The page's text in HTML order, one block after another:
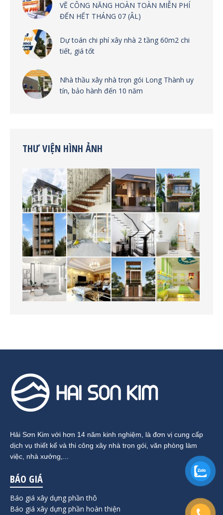
VẼ CÔNG NĂNG HOÀN TOÀN MIỄN PHÍ
ĐẾN HẾT THÁNG 07 (ÂL)
Dự toán chi phí xây nhà 2 tầng 60m2 chi
tiết, giá tốt
Nhà thầu xây nhà trọn gói Long Thành uy
tín, bảo hành đến 10 năm
THƯ VIỆN HÌNH ẢNH
Hải Sơn Kim với hơn 14 năm kinh nghiệm, là đơn vị cung cấp
dịch vụ thiết kế và thi công xây nhà trọn gói, văn phòng làm
việc, nhà xưởng,...
BÁO GIÁ
Báo giá xây dựng phần thô
Báo giá xây dựng phần hoàn thiện